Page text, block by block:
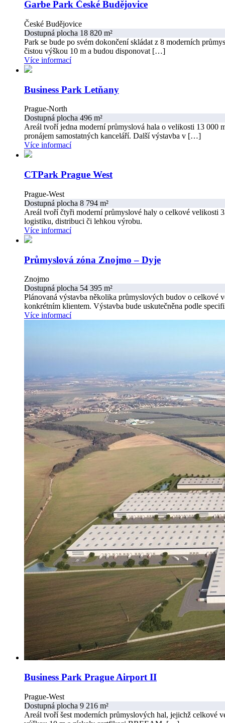
Garbe Park České Budějovice
České Budějovice
Dostupná plocha 18 820 m²
Park se bude po svém dokončení skládat z 8 moderních
čistou výškou 10 m a budou disponovat […]
Více informací
Business Park Letňany
Prague-North
Dostupná plocha 496 m²
Areál tvoří jedna moderní průmyslová hala o velikosti 13 000
pronájem samostatných kanceláří. Další výstavba v […]
Více informací
CTPark Prague West
Prague-West
Dostupná plocha 8 794 m²
Areál tvoří čtyři moderní průmyslové haly o celkové velikosti
logistiku, distribuci či lehkou výrobu.
Více informací
Průmyslová zóna Znojmo – Dyje
Znojmo
Dostupná plocha 54 395 m²
Plánovaná výstavba několika průmyslových budov o celkové
konkrétním klientem. Výstavba bude uskutečněna podle
Více informací
Business Park Prague Airport II
Prague-West
Dostupná plocha 9 216 m²
Areál tvoří šest moderních průmyslových hal, jejichž celkové